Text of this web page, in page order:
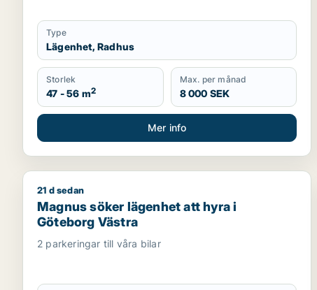
Type
Lägenhet, Radhus
Storlek
47 - 56 m2
Max. per månad
8 000 SEK
Mer info
Magnus söker lägenhet att hyra i Göteborg Västra
21 d sedan
Magnus söker lägenhet att hyra i
Göteborg Västra
2 parkeringar till våra bilar